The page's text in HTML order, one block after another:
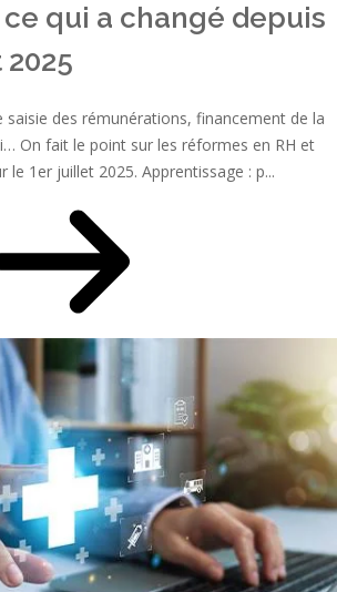
ce qui a changé depuis
saisie des rémunérations, financement de la
On fait le point sur les réformes en RH et
le 1er juillet 2025. Apprentissage : p...